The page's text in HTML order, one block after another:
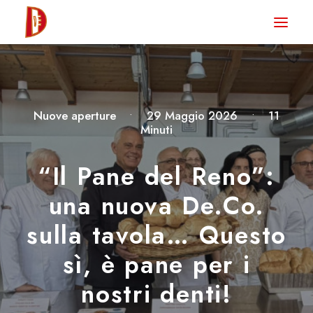
HOME
NEWS
DEGUSTA TV
LA RIVISTA
CONTATTI
CLUB DEGUSTA
STORE
Nuove aperture • 29 Maggio 2026 •
11
Minuti
“Il Pane del Reno”:
una nuova De.Co.
sulla tavola… Questo
sì, è pane per i
nostri denti!